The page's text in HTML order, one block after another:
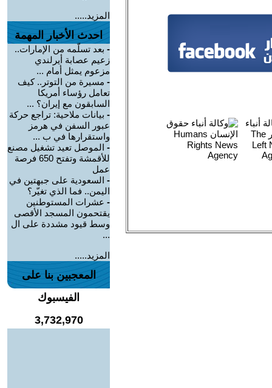
المزيد.....
احدث الأخبار المهمة
- بعد تسلّمه من الإمارات..
زعيم عصابة أيرلندي
مزعوم يمثل أمام ...
- مسيرة من التوتر.. كيف
تعامل رؤساء أمريكا
السابقون مع إيران؟ ...
- بيانات ملاحية: تراجع حركة
عبور السفن في هرمز
واستقرارها في ب ...
- الموصل تعيد تشغيل مصنع
للأقمشة وتفتح 650 فرصة
عمل
- السعودية على جبهتين في
اليمن.. فما الذي تغيّر؟
- عشرات المستوطنين
يقتحمون المسجد الأقصى
وسط قيود مشددة على ال
...
المزيد.....
المعجبين بنا على
الفيسبوك
3,732,970